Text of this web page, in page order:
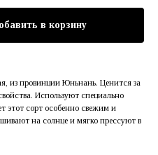
в корзину
из провинции Юньнань. Ценится за
Используют специально
этот сорт особенно свежим и
на солнце и мягко прессуют в